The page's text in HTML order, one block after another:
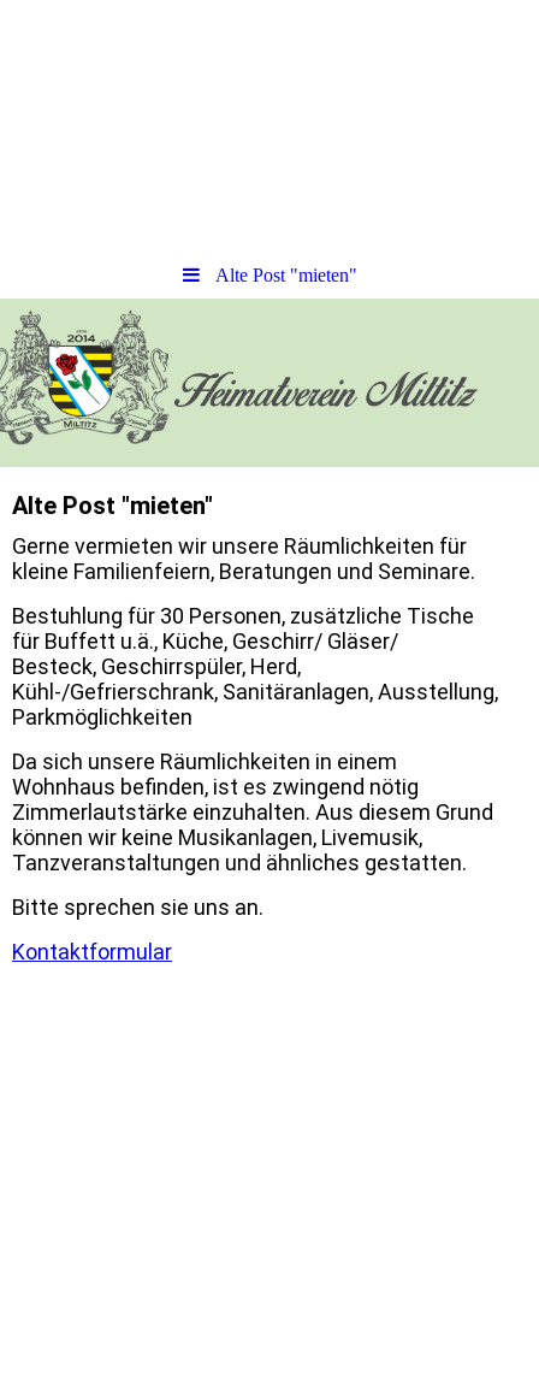
Alte Post "mieten"
Alte Post "mieten"
Gerne vermieten wir unsere Räumlichkeiten für
kleine Familienfeiern, Beratungen und Seminare.
Bestuhlung für 30 Personen, zusätzliche Tische
für Buffett u.ä., Küche, Geschirr/ Gläser/
Besteck, Geschirrspüler, Herd,
Kühl-/Gefrierschrank, Sanitäranlagen, Ausstellung,
Parkmöglichkeiten
Da sich unsere Räumlichkeiten in einem
Wohnhaus befinden, ist es zwingend nötig
Zimmerlautstärke einzuhalten. Aus diesem Grund
können wir keine Musikanlagen, Livemusik,
Tanzveranstaltungen und ähnliches gestatten.
Bitte sprechen sie uns an.
Kontaktformular